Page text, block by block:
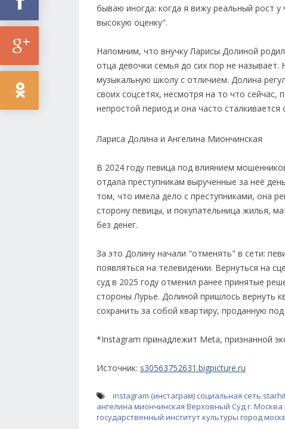
бываю иногда: когда я вижу реальный рост
высокую оценку".
Напомним, что внучку Ларисы Долиной
отца девочки семья до сих пор не называет.
музыкальную школу с отличием. Долина
своих соцсетях, несмотря на то что сейчас,
непростой период и она часто сталкивается
Лариса Долина и Ангелина Миончинская
В 2024 году певица под влиянием
отдала преступникам вырученные за неё
том, что имела дело с преступниками, она
сторону певицы, и покупательница жилья,
без денег.
За это Долину начали "отменять" в сети:
появляться на телевидении. Вернуться на
суд в 2025 году отменил ранее принятые
стороны Лурье. Долиной пришлось вернуть
сохранить за собой квартиру, проданную
*Instagram принадлежит Meta, признанной
Источник: s30563752631.bigpicture.ru
instagram (инстаграм) социальная сеть
ангелина миончинская Верховный Судг. Москва
государственный институт культуры город